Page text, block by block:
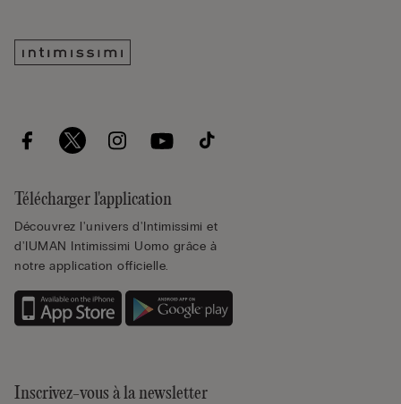
Télécharger l'application
Découvrez l'univers d'Intimissimi et
d'IUMAN Intimissimi Uomo grâce à
notre application officielle.
Inscrivez-vous à la newsletter